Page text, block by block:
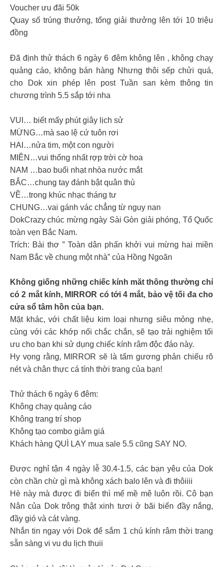
Voucher ưu đãi 50k
Quay số trúng thưởng, tổng giải thưởng lên tới 10 triệu
đồng
Đã định thử thách 6 ngày 6 đêm không lên , không chạy
quảng cáo, không bán hàng Nhưng thôi sếp chửi quá,
cho Dok xin phép lên post Tuần san kèm thông tin
chương trình 5.5 sắp tới nha
VUI… biết mấy phút giây lịch sử
MỪNG…mà sao lệ cứ tuôn rơi
HAI…nửa tim, một con người
MIỀN…vui thống nhất rợp trời cờ hoa
NAM …bao buổi nhạt nhòa nước mắt
BẮC…chung tay đánh bật quân thù
VỀ…trong khúc nhạc tháng tư
CHUNG…vai gánh vác chẳng từ nguy nan
DokCrazy chúc mừng ngày Sài Gòn giải phóng, Tổ Quốc
toàn vẹn Bắc Nam.
Trích: Bài thơ ” Toàn dân phấn khởi vui mừng hai miền
Nam Bắc về chung một nhà” của Hồng Ngoãn
Không giống những chiếc kính măt thông thường chỉ
có 2 mắt kính, MIRROR có tới 4 mắt, bảo vệ tối đa cho
cửa sổ tâm hồn của bạn.
Mặt khác, với chất liệu kim loại nhưng siêu mỏng nhẹ,
cùng với các khớp nối chắc chắn, sẽ tạo trải nghiệm tối
ưu cho bạn khi sử dụng chiếc kính râm độc đáo này.
Hy vọng rằng, MIRROR sẽ là tấm gương phản chiếu rõ
nét và chân thực cá tính thời trang của bạn!
Thử thách 6 ngày 6 đêm:
Không chạy quảng cáo
Không trang trí shop
Không tạo combo giảm giá
Khách hàng QUÌ LẠY mua sale 5.5 cũng SAY NO.
Được nghỉ tận 4 ngày lễ 30.4-1.5, các bạn yêu của Dok
còn chần chừ gì mà không xách balo lên và đi thôiiii
Hè này mà được đi biển thì mế mề mê luôn rồi. Cô bạn
Nân của Dok trông thật xinh tươi ở bãi biển đầy nắng,
đầy gió và cát vàng.
Nhắn tin ngay với Dok để sắm 1 chú kính râm thời trang
sẵn sàng vi vu du lịch thuii